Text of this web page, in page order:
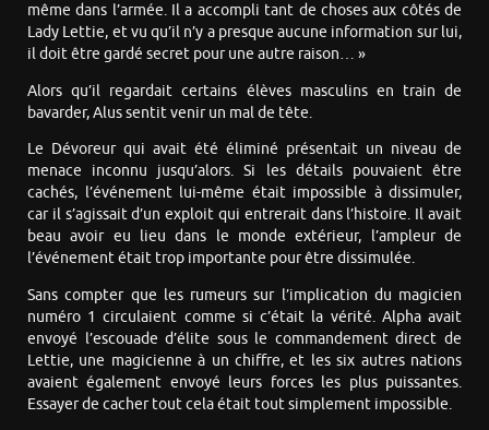
même dans l’armée. Il a accompli tant de choses aux côtés de
Lady Lettie, et vu qu’il n’y a presque aucune information sur lui,
il doit être gardé secret pour une autre raison… »
Alors qu’il regardait certains élèves masculins en train de
bavarder, Alus sentit venir un mal de tête.
Le Dévoreur qui avait été éliminé présentait un niveau de
menace inconnu jusqu’alors. Si les détails pouvaient être
cachés, l’événement lui-même était impossible à dissimuler,
car il s’agissait d’un exploit qui entrerait dans l’histoire. Il avait
beau avoir eu lieu dans le monde extérieur, l’ampleur de
l’événement était trop importante pour être dissimulée.
Sans compter que les rumeurs sur l’implication du magicien
numéro 1 circulaient comme si c’était la vérité. Alpha avait
envoyé l’escouade d’élite sous le commandement direct de
Lettie, une magicienne à un chiffre, et les six autres nations
avaient également envoyé leurs forces les plus puissantes.
Essayer de cacher tout cela était tout simplement impossible.